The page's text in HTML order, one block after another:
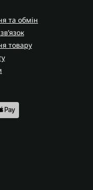
та обмін
товару